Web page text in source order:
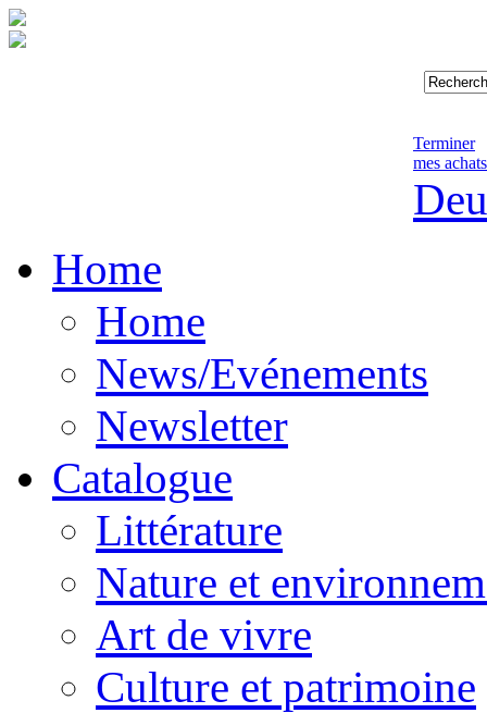
Terminer
mes
Home
Home
News/Evénements
Newsletter
Catalogue
Littérature
Nature et
Art de vivre
Culture et patrimoine